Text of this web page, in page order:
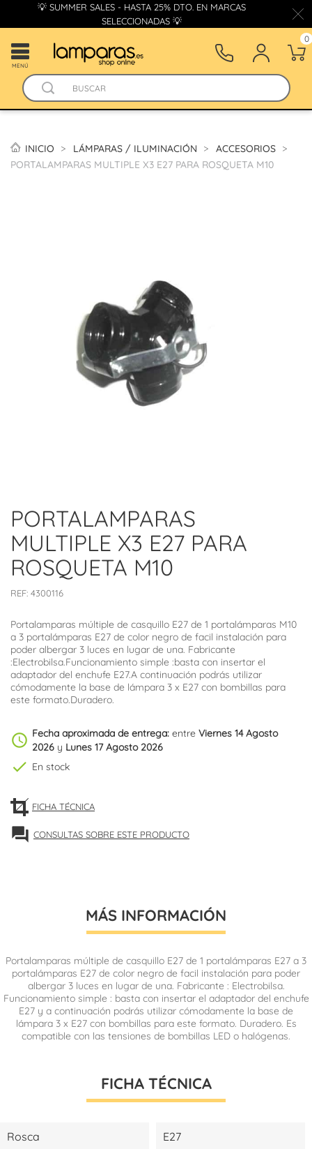
💡 SUMMER SALES - HASTA 25% DTO. EN MARCAS
SELECCIONADAS 💡
MENÚ
0
INICIO LÁMPARAS / ILUMINACIÓN
ACCESORIOS
PORTALAMPARAS MULTIPLE X3 E27 PARA ROSQUETA M10
PORTALAMPARAS
MULTIPLE X3 E27 PARA
ROSQUETA M10
REF: 4300116
Portalamparas múltiple de casquillo E27 de 1 portalámparas M10
a 3 portalámparas E27 de color negro de facil instalación para
poder albergar 3 luces en lugar de una. Fabricante
:Electrobilsa.Funcionamiento simple :basta con insertar el
adaptador del enchufe E27.A continuación podrás utilizar
cómodamente la base de lámpara 3 x E27 con bombillas para
este formato.Duradero.
schedule Fecha aproximada de entrega: entre Viernes 14 Agosto
2026 y Lunes 17 Agosto 2026
check En stock
FICHA TÉCNICA
forum CONSULTAS SOBRE ESTE PRODUCTO
MÁS INFORMACIÓN
Portalamparas múltiple de casquillo E27 de 1 portalámparas E27 a 3
portalámparas E27 de color negro de facil instalación para poder
albergar 3 luces en lugar de una. Fabricante : Electrobilsa.
Funcionamiento simple : basta con insertar el adaptador del enchufe
E27 y a continuación podrás utilizar cómodamente la base de
lámpara 3 x E27 con bombillas para este formato. Duradero. Es
compatible con las tensiones de bombillas LED o halógenas.
FICHA TÉCNICA
Rosca E27